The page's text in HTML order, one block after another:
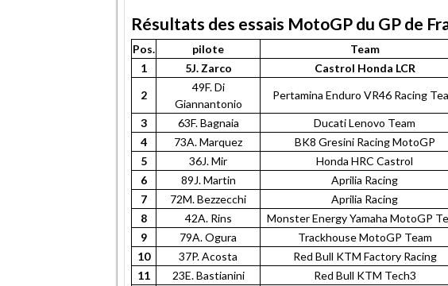
Résultats des essais MotoGP du GP de
Pos. pilote Team
1
5J. Zarco Castrol Honda LCR
2
49F. Di
Giannantonio
Pertamina Enduro VR46 Racing
3 63F. Bagnaia Ducati Lenovo Team
4
73A. Marquez BK8 Gresini Racing MotoGP
5
36J. Mir Honda HRC Castrol
6
89J. Martin Aprilia Racing
7
72M. Bezzecchi Aprilia Racing
8
42A. Rins Monster Energy Yamaha MotoGP
9
79A. Ogura Trackhouse MotoGP Team
10
37P. Acosta Red Bull KTM Factory Racing
11
23E. Bastianini Red Bull KTM Tech3